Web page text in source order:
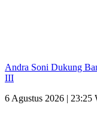
Andra Soni Dukung
III
6 Agustus 2026 | 23:25